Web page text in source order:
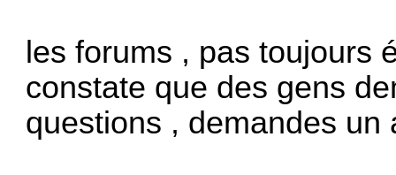
les forums , pas toujours
constate que des gens
questions , demandes un